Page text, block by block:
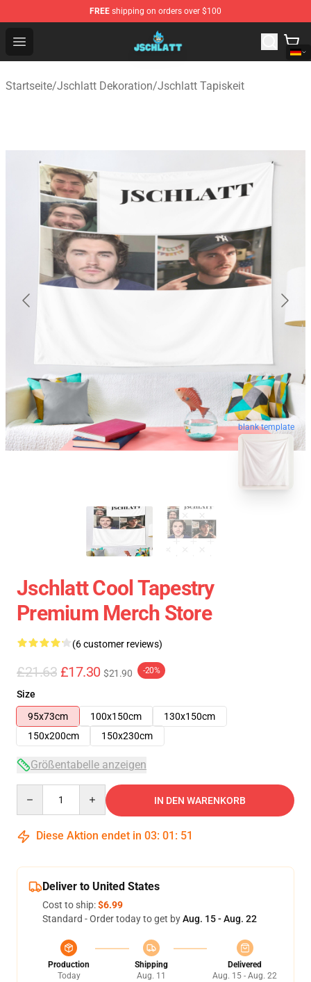
FREE shipping on orders over $100
Open menu
Jschlatt Store - Official Jschlatt Merchandise Shop
Startseite/Jschlatt Dekoration/Jschlatt Tapiskeit
blank template
Jschlatt Cool Tapestry
Premium Merch Store
(6 customer reviews)
£21.63 £17.30 $21.90 -20%
Size
95x73cm
100x150cm
130x150cm
150x200cm
150x230cm
Größentabelle anzeigen
IN DEN WARENKORB
Diese Aktion endet in 03: 01 : 50
Deliver to United States
Cost to ship:$6.99
Standard - Order today to get byAug. 15 - Aug. 22
Production
Today
Shipping
Aug. 11
Delivered
Aug. 15 - Aug. 22